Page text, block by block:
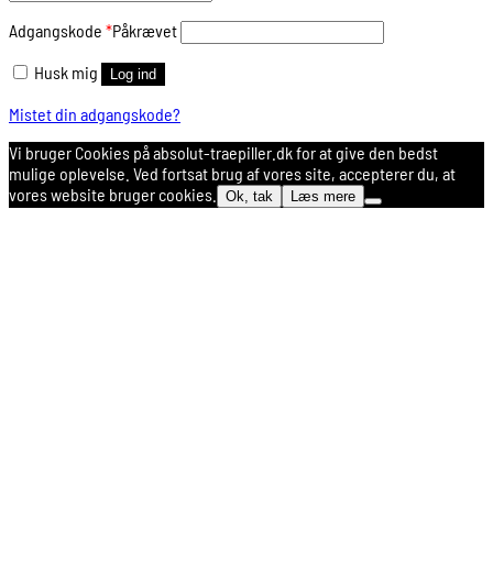
Adgangskode *Påkrævet
Husk mig
Log ind
Mistet din adgangskode?
Vi bruger Cookies på absolut-traepiller.dk for at give den bedst
mulige oplevelse. Ved fortsat brug af vores site, accepterer du, at
vores website bruger cookies.
Ok, tak Læs mere